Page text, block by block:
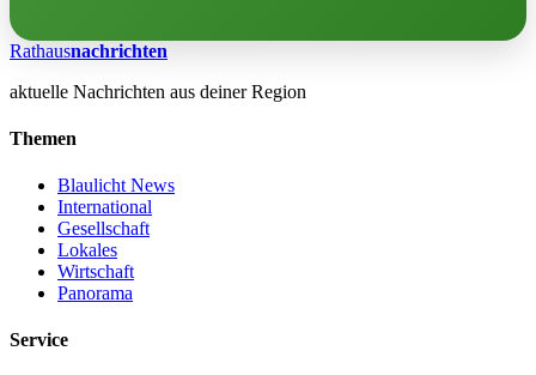
Rathausnachrichten
aktuelle Nachrichten aus deiner Region
Themen
Blaulicht News
International
Gesellschaft
Lokales
Wirtschaft
Panorama
Service